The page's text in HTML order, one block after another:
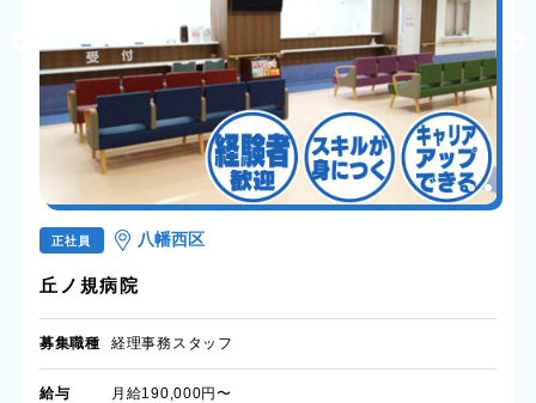
正社員 八幡西区
丘ノ規病院
募集職種 経理事務スタッフ
給与
月給190,000円〜